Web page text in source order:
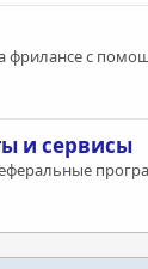
фрилансе с
и сервисы